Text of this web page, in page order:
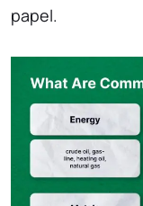
papel.